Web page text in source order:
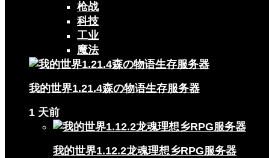
枪战
科技
工业
魔法
我的世界1.21.4森の物语生存服务器
1 天前
我的世界1.12.2龙魂理想乡RPG服务器